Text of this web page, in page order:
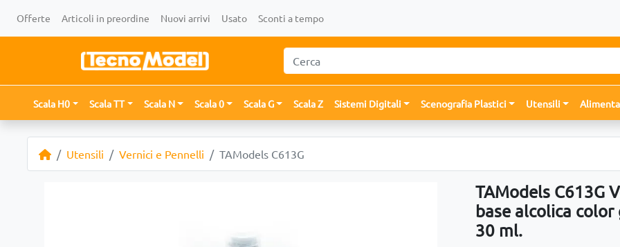
Offerte Articoli in preordine Nuovi arrivi Usato Sconti a tempo
Scala H0 Scala TT Scala N Scala 0 Scala G Scala Z Sistemi Digitali Scenografia Plastici Utensili
Utensili Vernici e Pennelli TAModels C613G
TAModels C613G
base alcolica
30 ml.